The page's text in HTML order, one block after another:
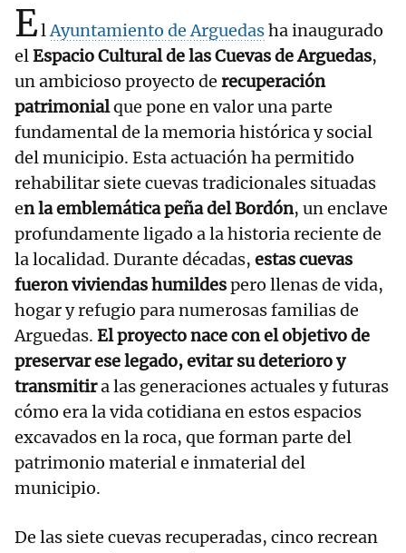
ElAyuntamiento de Arguedasha inaugurado
elEspacio Cultural de las Cuevas de Arguedas,
un ambicioso proyecto de recuperación
patrimonialque pone en valor una parte
fundamental de la memoria histórica y social
del municipio. Esta actuación ha permitido
rehabilitar siete cuevas tradicionales situadas
en la emblemática peña del Bordón, un enclave
profundamente ligado a la historia reciente de
la localidad. Durante décadas, estas cuevas
fueron viviendas humildespero llenas de vida,
hogar y refugio para numerosas familias de
Arguedas. El proyecto nace con el objetivo de
preservar ese legado, evitar su deterioro y
transmitira las generaciones actuales y futuras
cómo era la vida cotidiana en estos espacios
excavados en la roca, que forman parte del
patrimonio material e inmaterial del
municipio.
De las siete cuevas recuperadas, cinco recrean